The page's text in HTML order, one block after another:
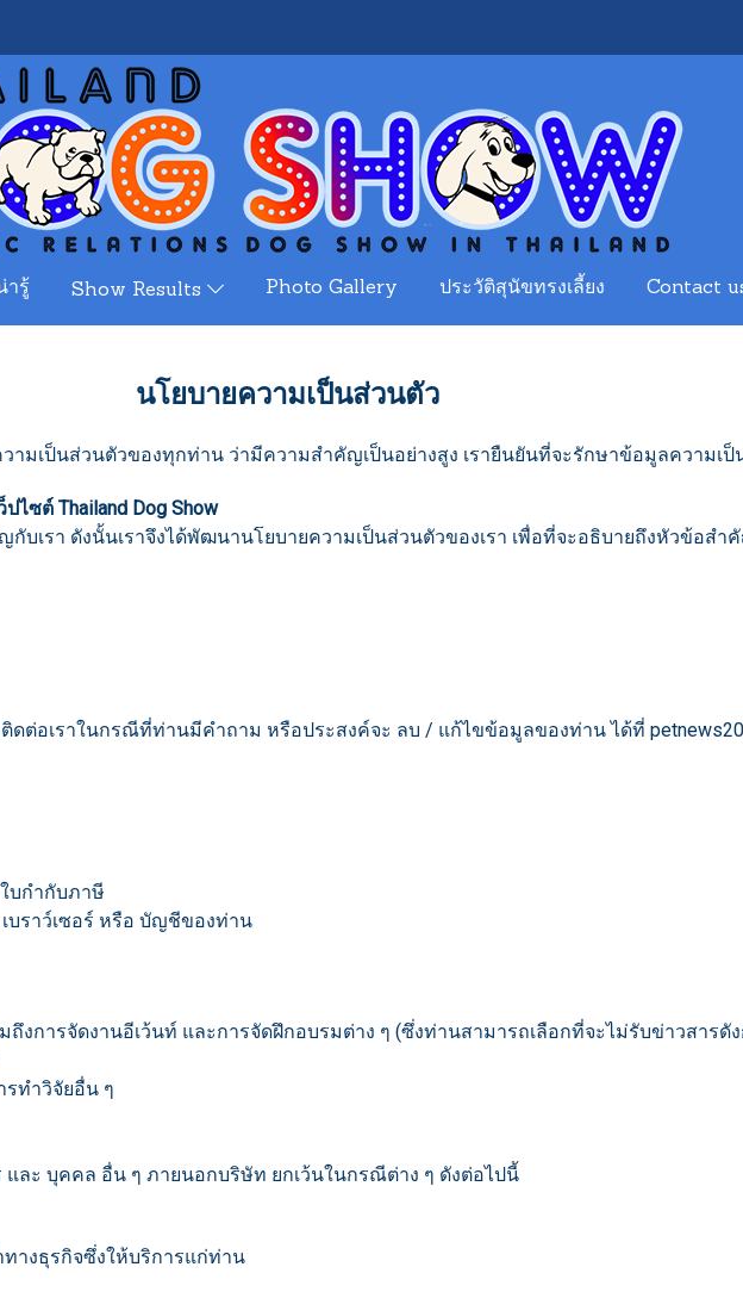
ารู้ Show Results Photo Gallery ประวัติสุนัขทรงเลี้ยง Contact
นโยบายความเป็นส่วนตัว
ามเป็นส่วนตัวของทุกท่าน ว่ามีความสำคัญเป็นอย่างสูง เรายืนยันที่จะรักษาข้อมูลความเป็
ไซต์ Thailand Dog Show
เรา ดังนั้นเราจึงได้พัฒนานโยบายความเป็นส่วนตัวของเรา เพื่อที่จะอธิบายถึงหัวข้อสำ
ต่อเราในกรณีที่ท่านมีคำถาม หรือประสงค์จะ ลบ / แก้ไขข้อมูลของท่าน ได้ที่
บกำกับภาษี
บราว์เซอร์ หรือ บัญชีของท่าน
งการจัดงานอีเว้นท์ และการจัดฝึกอบรมต่าง ๆ (ซึ่งท่านสามารถเลือกที่จะไม่รับข่าวสารดั
ทำวิจัยอื่น ๆ
ละ บุคคล อื่น ๆ ภายนอกบริษัท ยกเว้นในกรณีต่าง ๆ ดังต่อไปนี้
างธุรกิจซึ่งให้บริการแก่ท่าน